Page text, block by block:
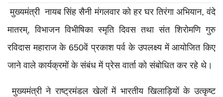
मुख्यमंत्री नायब सिंह सैनी मंगलवार को हर घर तिरंगा अभियान, वंदे
मातरम्, विभाजन विभीषिका स्मृति दिवस तथा संत शिरोमणि गुरु
रविदास महाराज के 650वें प्रकाश पर्व के उपलक्ष्य में आयोजित किए
जाने वाले कार्यक्रमों के संबंध में प्रेस वार्ता को संबोधित कर रहे थे।
मुख्यमंत्री ने राष्ट्रमंडल खेलों में भारतीय खिलाड़ियों के उत्कृष्ट